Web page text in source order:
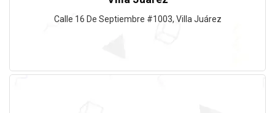
Calle 16 De Septiembre #1003, Villa Juárez